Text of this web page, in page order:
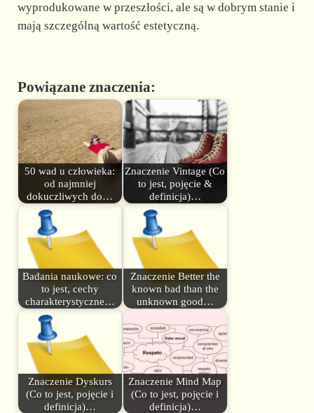
wyprodukowane w przeszłości, ale są w dobrym stanie i
mają szczególną wartość estetyczną.
Powiązane znaczenia:
50 wad u człowieka:
od najmniej
dokuczliwych do…
Znaczenie Vintage (Co
to jest, pojęcie &
definicja)…
Badania naukowe: co
to jest, cechy
charakterystyczne…
Znaczenie Better the
known bad than the
unknown good…
Znaczenie Dyskurs
(Co to jest, pojęcie i
definicja)…
Znaczenie Mind Map
(Co to jest, pojęcie i
definicja)…